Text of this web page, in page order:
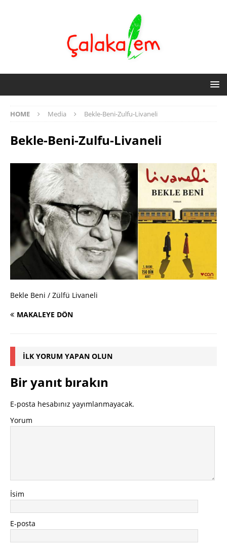
HOME Media Bekle-Beni-Zulfu-Livaneli
Bekle-Beni-Zulfu-Livaneli
Bekle Beni / Zülfü Livaneli
MAKALEYE DÖN
İLK YORUM YAPAN OLUN
Bir yanıt bırakın
E-posta hesabınız yayımlanmayacak.
Yorum
İsim
E-posta